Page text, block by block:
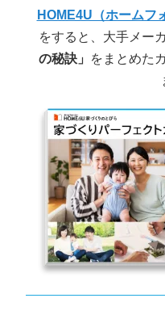
HOME4U（ホームフ
をすると、大手メー
の秘訣」
をまとめた